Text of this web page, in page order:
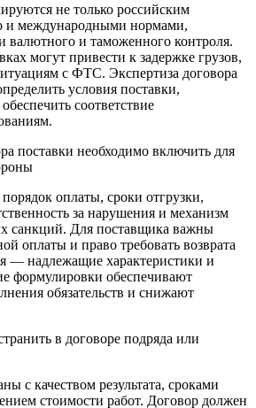
не только российским
и международными нормами,
валютного и таможенного контроля.
могут привести к задержке грузов,
с ФТС. Экспертиза договора
условия поставки,
соответствие
поставки необходимо включить для
оплаты, сроки отгрузки,
за нарушения и механизм
санкций. Для поставщика важны
оплаты и право требовать возврата
— надлежащие характеристики и
формулировки обеспечивают
обязательств и снижают
в договоре подряда или
с качеством результата, сроками
стоимости работ. Договор должен